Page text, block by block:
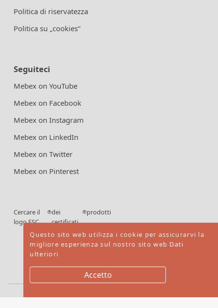
Politica di riservatezza
Politica su „cookies“
Seguiteci
Mebex on YouTube
Mebex on Facebook
Mebex on Instagram
Mebex on LinkedIn
Mebex on Twitter
Mebex on Pinterest
Cercare il
logo FSC
®dei
certificati
FSC
®prodotti
Questo sito web utilizza i cookie per assicurarvi la
migliore esperienza sul nostro sito web Dati
ulteriori
Accetto